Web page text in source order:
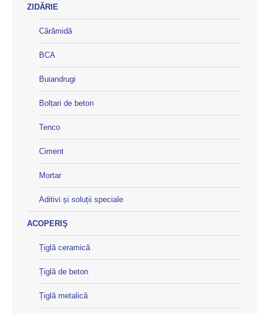
ZIDĂRIE
Cărămidă
BCA
Buiandrugi
Bolțari de beton
Tenco
Ciment
Mortar
Aditivi și soluții speciale
ACOPERIŞ
Țiglă ceramică
Țiglă de beton
Țiglă metalică